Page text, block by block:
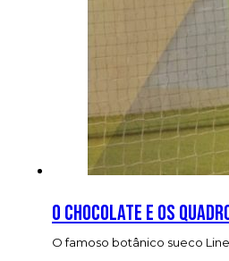
O chocolate e os
O famoso botânico sueco